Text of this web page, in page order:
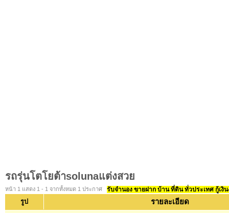
รถรุ่นโตโยต้าsolunaแต่งสวย
หน้า 1 แสดง 1 - 1 จากทั้งหมด 1 ประกาศ รับจำนอง ขายฝาก บ้าน ที่ดิน ทั่วประเทศ กู้เงิ
รูป รายละเอียด